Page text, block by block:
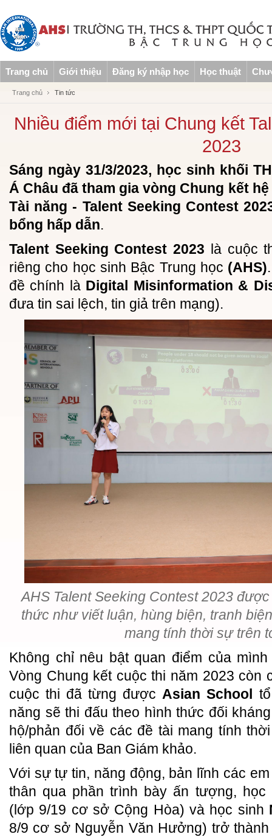
Trang chủ Giới thiệu Đăng ký nhập học Học thuật
Trang chủ Tin tức
Nhiều điểm mới tại Chung kết
2023
Sáng ngày 31/3/2023, học sinh khối
Á Châu đã tham gia vòng Chung kết
Tài năng - Talent Seeking Contest
bổng hấp dẫn.
Talent Seeking Contest 2023 là cuộc
riêng cho học sinh Bậc Trung học (AHS)
đề chính là Digital Misinformation &
đưa tin sai lệch, tin giả trên mạng).
AHS Talent Seeking Contest 2023
thức như viết luận, hùng biện, tranh
mang tính thời sự trên
Không chỉ nêu bật quan điểm của
Vòng Chung kết cuộc thi năm 2023 còn
cuộc thi đã từng được Asian School
năng sẽ thi đấu theo hình thức đối
hộ/phản đối về các đề tài mang tính
liên quan của Ban Giám khảo.
Với sự tự tin, năng động, bản lĩnh các
thân qua phần trình bày ấn tượng,
(lớp 9/19 cơ sở Cộng Hòa) và học sinh
8/9 cơ sở Nguyễn Văn Hưởng) trở